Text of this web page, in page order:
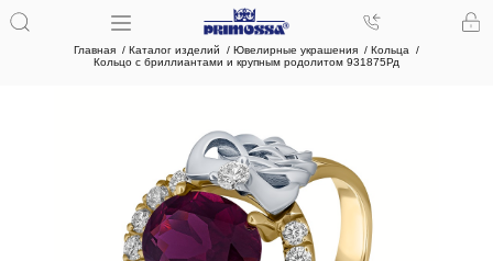
Главная Каталог изделий Ювелирные украшения
Кольца
Кольцо с бриллиантами и крупным родолитом 931875Рд